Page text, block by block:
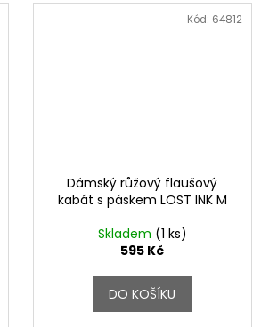
Dámský růžový flaušový
kabát s páskem LOST INK M
Skladem (1 ks)
595 Kč
DO KOŠÍKU
Kód: 64812